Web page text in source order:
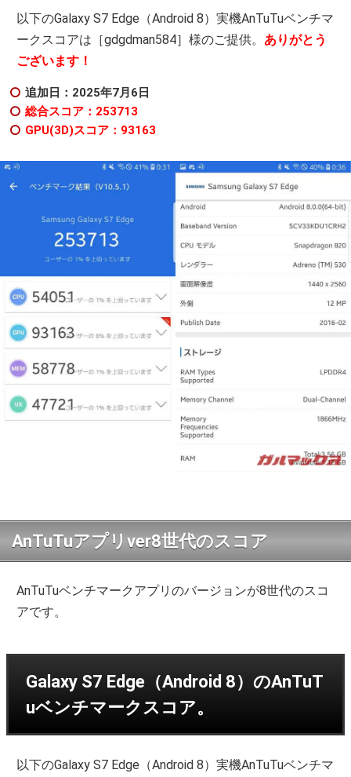
以下のGalaxy S7 Edge（Android 8）実機AnTuTuベンチマ
ークスコアは［gdgdman584］様のご提供。 ありがとう
ございます！
追加日：2025年7月6日
総合スコア：253713
GPU(3D)スコア：93163
AnTuTuアプリver8世代のスコア
AnTuTuベンチマークアプリのバージョンが8世代のスコ
アです。
Galaxy S7 Edge（Android 8）のAnTuT
uベンチマークスコア。
以下のGalaxy S7 Edge（Android 8）実機AnTuTuベンチマ